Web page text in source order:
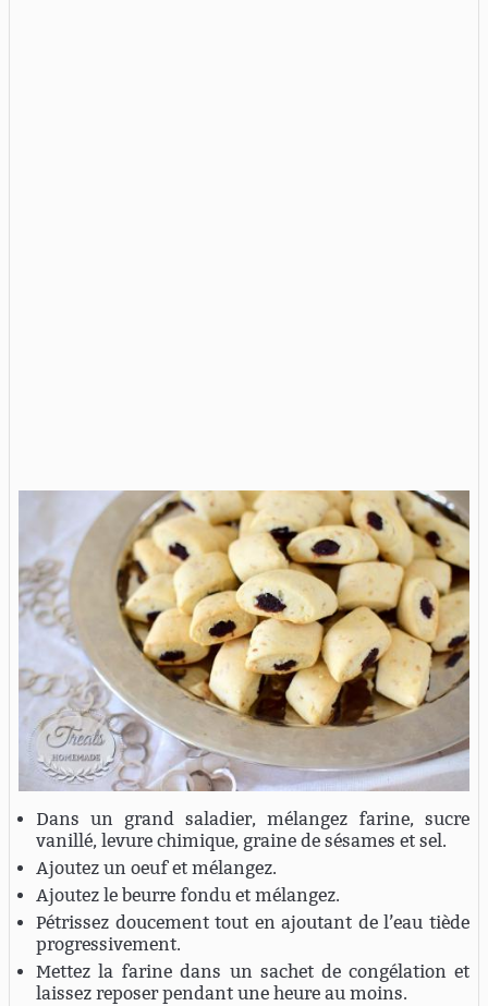
Dans un grand saladier, mélangez farine, sucre
vanillé, levure chimique, graine de sésames et sel.
Ajoutez un oeuf et mélangez.
Ajoutez le beurre fondu et mélangez.
Pétrissez doucement tout en ajoutant de l’eau tiède
progressivement.
Mettez la farine dans un sachet de congélation et
laissez reposer pendant une heure au moins.